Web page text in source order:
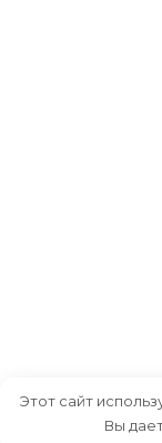
Этот сайт
Вы